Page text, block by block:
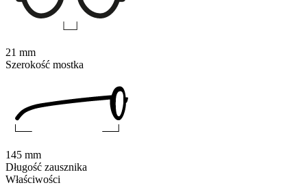
Właściwości
21 mm
Szerokość mostka
145 mm
Długość zausznika